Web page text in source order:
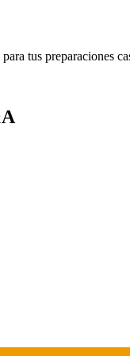
tus preparaciones